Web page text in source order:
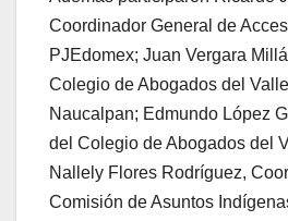
Coordinador General de
PJEdomex; Juan Vergara
Colegio de Abogados del
Naucalpan; Edmundo López
del Colegio de Abogados del
Nallely Flores Rodríguez,
Comisión de Asuntos